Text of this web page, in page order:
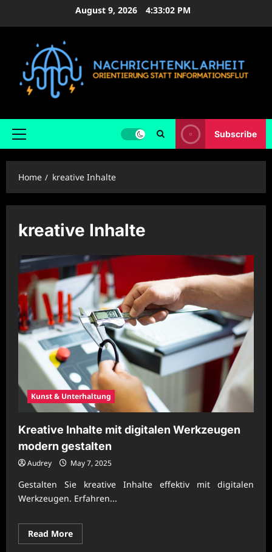
August 9, 2026 4:33:03 PM
Primary
Subscribe
Home kreative Inhalte
kreative Inhalte
Kunst & Unterhaltung
Kreative Inhalte mit digitalen Werkzeugen
modern gestalten
Audrey May 7, 2025
Gestalten Sie kreative Inhalte effektiv mit digitalen
Werkzeugen. Erfahren...
Read MoreRead
more